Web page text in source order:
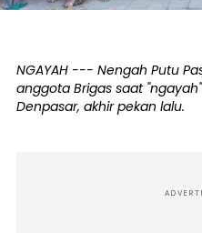
NGAYAH --- Nengah Putu
anggota Brigas saat
Denpasar, akhir pekan lalu.